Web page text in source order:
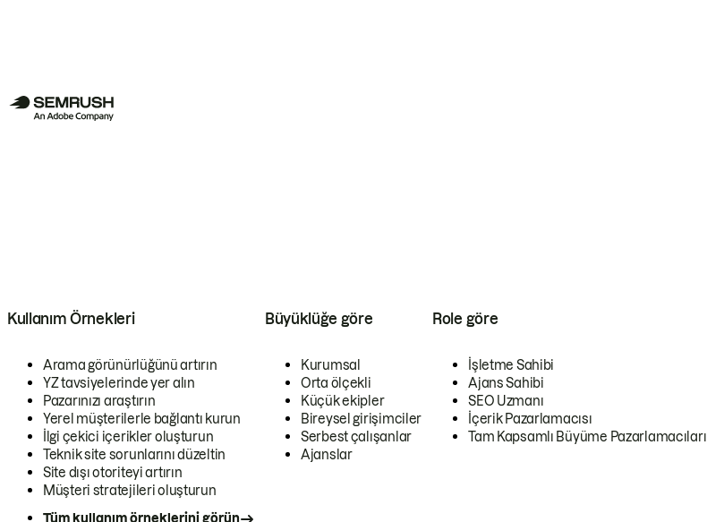
Kullanım Örnekleri
Arama görünürlüğünü artırın
YZ tavsiyelerinde yer alın
Pazarınızı araştırın
Yerel müşterilerle bağlantı kurun
İlgi çekici içerikler oluşturun
Teknik site sorunlarını düzeltin
Site dışı otoriteyi artırın
Müşteri stratejileri oluşturun
Tüm kullanım örneklerini görün
Büyüklüğe göre
Kurumsal
Orta ölçekli
Küçük ekipler
Bireysel girişimciler
Serbest çalışanlar
Ajanslar
Role göre
İşletme Sahibi
Ajans Sahibi
SEO Uzmanı
İçerik Pazarlamacısı
Tam Kapsamlı Büyüme Pazarlamacıları